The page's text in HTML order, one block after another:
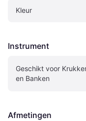
Kleur
Instrument
Geschikt voor
en Banken
Afmetingen